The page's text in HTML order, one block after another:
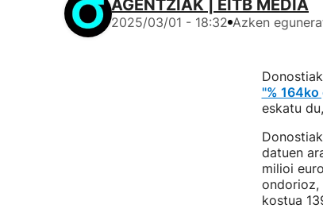
AGENTZIAK | EITB MEDIA
2025/03/01 - 18:32 Azken
"%
eskatu
datuen
milioi
ondorioz,
kostua